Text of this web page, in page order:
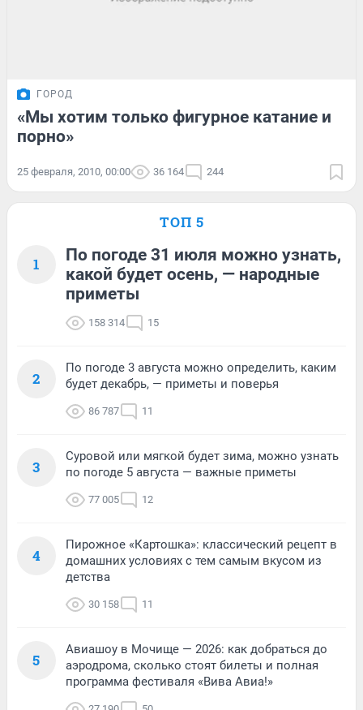
ГОРОД
«Мы хотим только фигурное катание и
порно»
25 февраля, 2010, 00:00 36 164 244
ТОП 5
1
По погоде 31 июля можно узнать,
какой будет осень, — народные
приметы
158 314 15
2
По погоде 3 августа можно определить, каким
будет декабрь, — приметы и поверья
86 787 11
3
Суровой или мягкой будет зима, можно узнать
по погоде 5 августа — важные приметы
77 005 12
4
Пирожное «Картошка»: классический рецепт в
домашних условиях с тем самым вкусом из
детства
30 158 11
5
Авиашоу в Мочище — 2026: как добраться до
аэродрома, сколько стоят билеты и полная
программа фестиваля «Вива Авиа!»